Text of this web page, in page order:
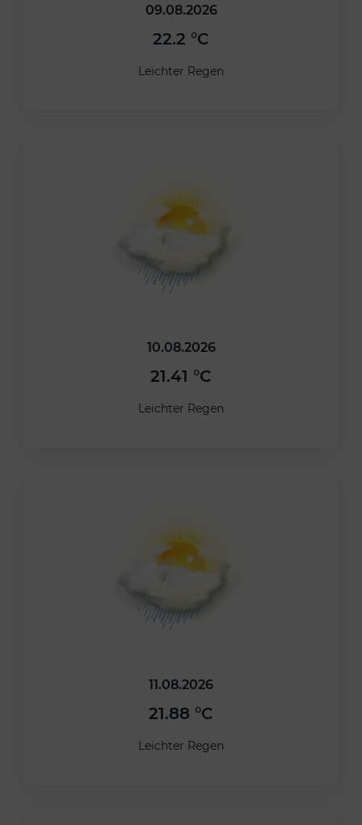
09.08.2026
22.2 °C
Leichter Regen
10.08.2026
21.41 °C
Leichter Regen
11.08.2026
21.88 °C
Leichter Regen